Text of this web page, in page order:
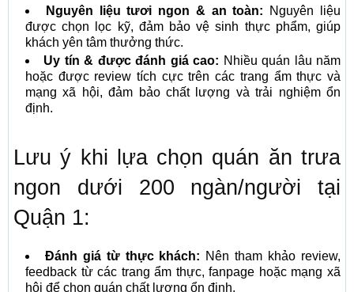
Nguyên liệu tươi ngon & an toàn: Nguyên liệu
được chọn lọc kỹ, đảm bảo vệ sinh thực phẩm, giúp
khách yên tâm thưởng thức.
Uy tín & được đánh giá cao: Nhiều quán lâu năm
hoặc được review tích cực trên các trang ẩm thực và
mạng xã hội, đảm bảo chất lượng và trải nghiệm ổn
định.
Lưu ý khi lựa chọn quán ăn trưa
ngon dưới 200 ngàn/người tại
Quận 1:
Đánh giá từ thực khách: Nên tham khảo review,
feedback từ các trang ẩm thực, fanpage hoặc mạng xã
hội để chọn quán chất lượng ổn định.